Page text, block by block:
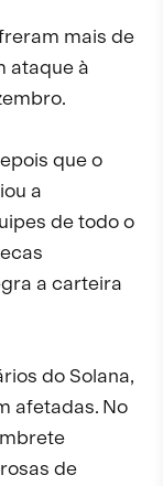
mais de
ataque à
que o
a
de todo o
a carteira
do Solana,
afetadas. No
de